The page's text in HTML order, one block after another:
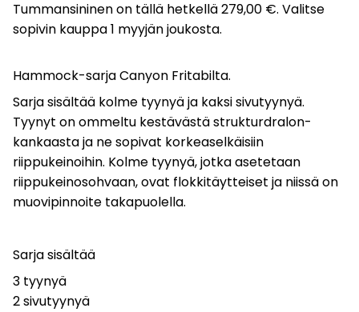
Tummansininen on tällä hetkellä 279,00 €. Valitse
sopivin kauppa 1 myyjän joukosta.
Hammock-sarja Canyon Fritabilta.
Sarja sisältää kolme tyynyä ja kaksi sivutyynyä.
Tyynyt on ommeltu kestävästä strukturdralon-
kankaasta ja ne sopivat korkeaselkäisiin
riippukeinoihin. Kolme tyynyä, jotka asetetaan
riippukeinosohvaan, ovat flokkitäytteiset ja niissä on
muovipinnoite takapuolella.
Sarja sisältää
3 tyynyä
2 sivutyynyä